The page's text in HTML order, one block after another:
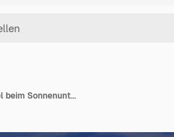
Landschaftliche Aussicht auf den Strand gegen den Himmel beim Sonnenuntergang